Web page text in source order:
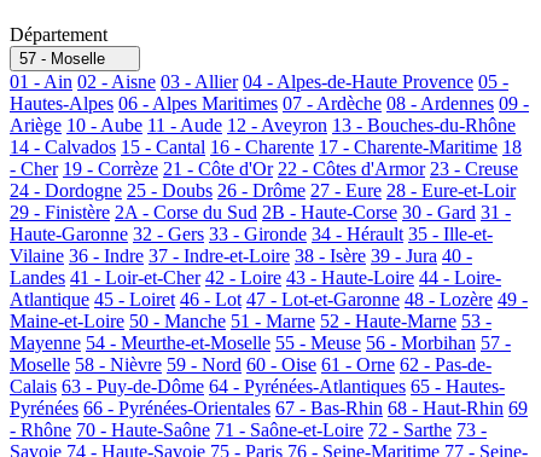
Département
57 - Moselle
01 - Ain 02 - Aisne 03 - Allier 04 - Alpes-de-Haute Provence 05 -
Hautes-Alpes 06 - Alpes Maritimes 07 - Ardèche 08 - Ardennes 09 -
Ariège 10 - Aube 11 - Aude 12 - Aveyron 13 - Bouches-du-Rhône
14 - Calvados 15 - Cantal 16 - Charente 17 - Charente-Maritime 18
- Cher 19 - Corrèze 21 - Côte d'Or 22 - Côtes d'Armor 23 - Creuse
24 - Dordogne 25 - Doubs 26 - Drôme 27 - Eure 28 - Eure-et-Loir
29 - Finistère 2A - Corse du Sud 2B - Haute-Corse 30 - Gard 31 -
Haute-Garonne 32 - Gers 33 - Gironde 34 - Hérault 35 - Ille-et-
Vilaine 36 - Indre 37 - Indre-et-Loire 38 - Isère 39 - Jura 40 -
Landes 41 - Loir-et-Cher 42 - Loire 43 - Haute-Loire 44 - Loire-
Atlantique 45 - Loiret 46 - Lot 47 - Lot-et-Garonne 48 - Lozère 49 -
Maine-et-Loire 50 - Manche 51 - Marne 52 - Haute-Marne 53 -
Mayenne 54 - Meurthe-et-Moselle 55 - Meuse 56 - Morbihan 57 -
Moselle 58 - Nièvre 59 - Nord 60 - Oise 61 - Orne 62 - Pas-de-
Calais 63 - Puy-de-Dôme 64 - Pyrénées-Atlantiques 65 - Hautes-
Pyrénées 66 - Pyrénées-Orientales 67 - Bas-Rhin 68 - Haut-Rhin 69
- Rhône 70 - Haute-Saône 71 - Saône-et-Loire 72 - Sarthe 73 -
Savoie 74 - Haute-Savoie 75 - Paris 76 - Seine-Maritime 77 - Seine-